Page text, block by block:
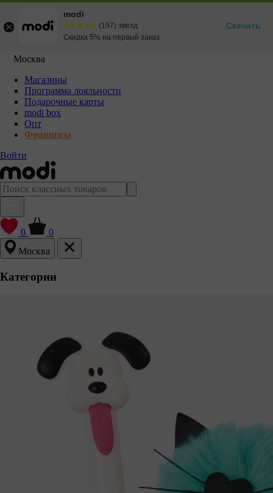
Москва
Магазины
Программа лояльности
Подарочные карты
modi box
Опт
Франшиза
Войти
0
0
Москва
Категории
modi
☆☆☆☆☆
★★★★★ (197) звезд
Скидка 5% на первый заказ
Скачать